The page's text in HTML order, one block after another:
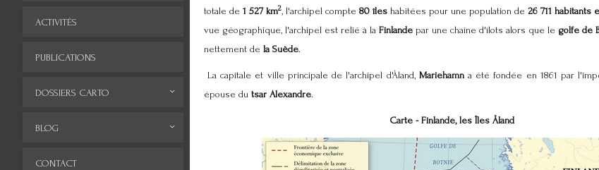
totale de 1 527 km2, l'archipel compte 80 îleshabitées pour une population de 26 711 habitants
vue géographique, l'archipel est relié à la Finlandepar une chaîne d'îlots alors que le golfe de
nettement de la Suède.
La capitale et ville principale de l'archipel d'Åland, Mariehamna été fondée en 1861 par
épouse du tsar Alexandre.
Carte - Finlande, les Îles Åland
ACTIVITÉS
PUBLICATIONS
DOSSIERS CARTO
Monde
BLOG
Archives
CONTACT